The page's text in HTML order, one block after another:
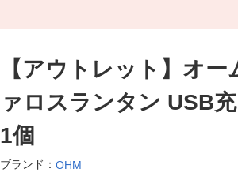
【アウトレット】オ
ァロスランタン USB
1個
ブランド： OHM